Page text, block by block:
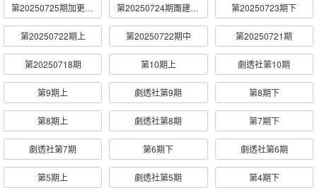
第20250725期加更第1期 第20250724期團建啊第1期 第20250723期下
第20250722期上 第20250722期中 第20250721期
第20250718期 第10期上 劇透社第10期
第9期上 劇透社第9期 第8期下
第8期上 劇透社第8期 第7期下
劇透社第7期 第6期下 劇透社第6期
第5期上 劇透社第5期 第4期下